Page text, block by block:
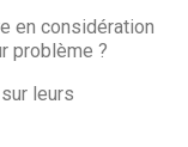
en considération
problème ?
leurs